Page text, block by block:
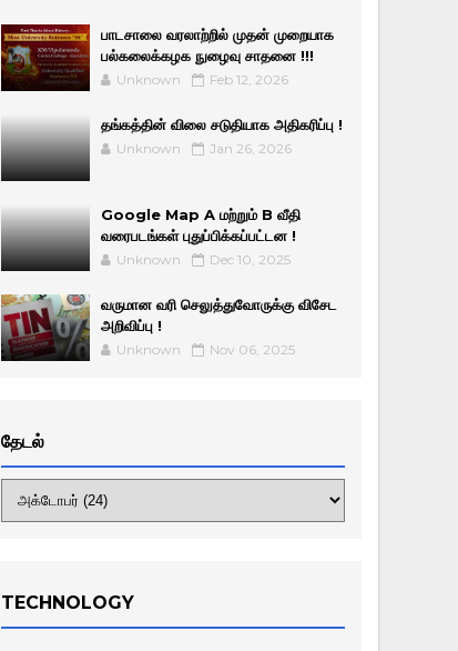
பாடசாலை வரலாற்றில் முதன் முறையாக
பல்கலைக்கழக நுழைவு சாதனை !!!
Unknown Feb 12, 2026
தங்கத்தின் விலை சடுதியாக அதிகரிப்பு !
Unknown Jan 26, 2026
Google Map A மற்றும் B வீதி
வரைபடங்கள் புதுப்பிக்கப்பட்டன !
Unknown Dec 10, 2025
வருமான வரி செலுத்துவோருக்கு விசேட
அறிவிப்பு !
Unknown Nov 06, 2025
தேடல்
TECHNOLOGY